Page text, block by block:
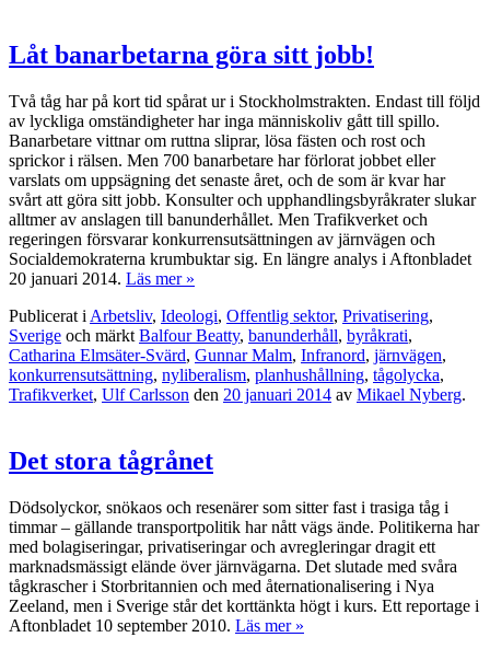
Låt banarbetarna göra sitt jobb!
Två tåg har på kort tid spårat ur i Stockholmstrakten. Endast till följd
av lyckliga omständigheter har inga människoliv gått till spillo.
Banarbetare vittnar om ruttna sliprar, lösa fästen och rost och
sprickor i rälsen. Men 700 banarbetare har förlorat jobbet eller
varslats om uppsägning det senaste året, och de som är kvar har
svårt att göra sitt jobb. Konsulter och upphandlingsbyråkrater slukar
alltmer av anslagen till banunderhållet. Men Trafikverket och
regeringen försvarar konkurrensutsättningen av järnvägen och
Socialdemokraterna krumbuktar sig. En längre analys i Aftonbladet
20 januari 2014. Läs mer »
Publicerat i Arbetsliv, Ideologi, Offentlig sektor, Privatisering,
Sverige och märkt Balfour Beatty, banunderhåll, byråkrati,
Catharina Elmsäter-Svärd, Gunnar Malm, Infranord, järnvägen,
konkurrensutsättning, nyliberalism, planhushållning, tågolycka,
Trafikverket, Ulf Carlsson den 20 januari 2014 av Mikael Nyberg.
Det stora tågrånet
Dödsolyckor, snökaos och resenärer som sitter fast i trasiga tåg i
timmar – gällande transportpolitik har nått vägs ände. Politikerna har
med bolagiseringar, privatiseringar och avregleringar dragit ett
marknadsmässigt elände över järnvägarna. Det slutade med svåra
tågkrascher i Storbritannien och med åternationalisering i Nya
Zeeland, men i Sverige står det korttänkta högt i kurs. Ett reportage i
Aftonbladet 10 september 2010. Läs mer »